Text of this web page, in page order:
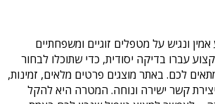
ונגיש על מטפלים זוגיים ומשפחתיים
עברו בדיקה יסודית, כדי שתוכלו לבחור
לכם. באתר מוצגים פרטים מלאים, זמינות,
קשר ישירה ונוחה. המטרה היא להקל